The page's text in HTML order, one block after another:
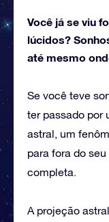
Você já se viu
lúcidos?
até mesmo
Se você teve
ter passado por
astral, um
para fora do
completa.
A projeção